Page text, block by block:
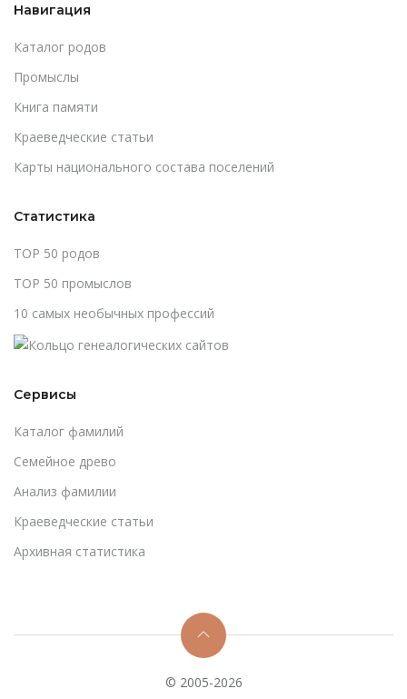
Навигация
Каталог родов
Промыслы
Книга памяти
Краеведческие статьи
Карты национального состава поселений
Статистика
TOP 50 родов
TOP 50 промыслов
10 самых необычных профессий
Сервисы
Каталог фамилий
Cемейное древо
Анализ фамилии
Краеведческие статьи
Архивная статистика
© 2005-2026